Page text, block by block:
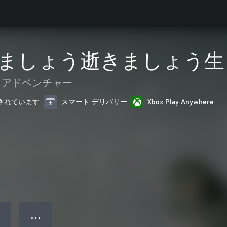
しょう逝きましょう
ドベンチャー
れています スマート デリバリー Xbox Play Anywhere
● ● ●